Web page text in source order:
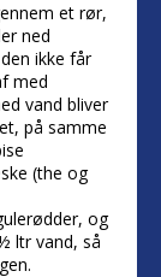
et rør,
ned
ikke får
med
vand bliver
på samme
(the og
og
ltr vand, så